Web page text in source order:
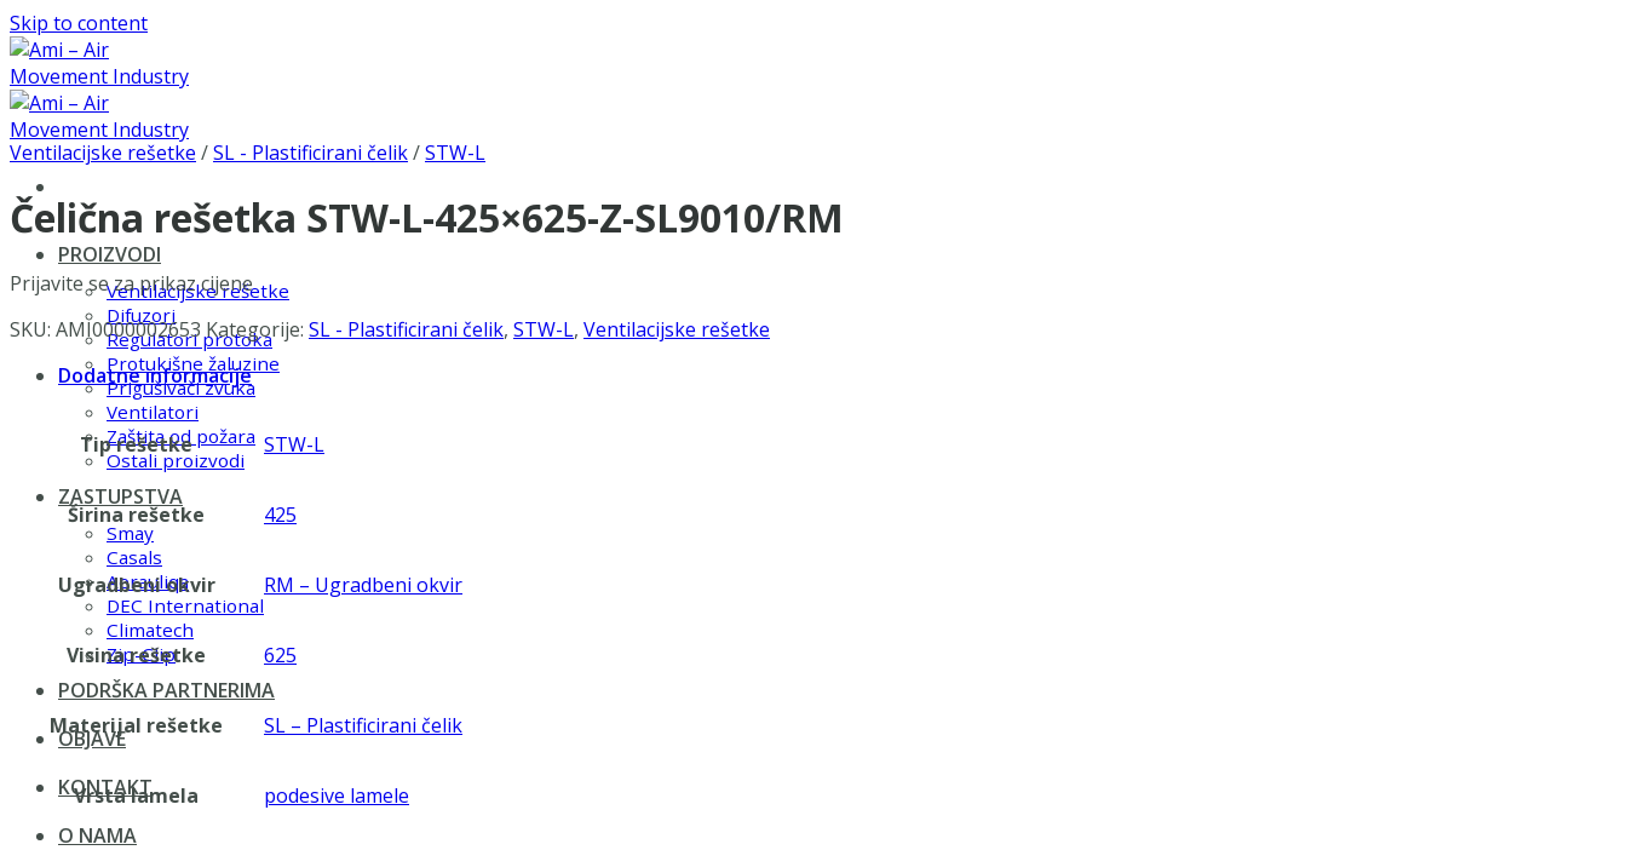
Skip to content
PROIZVODI
Ventilacijske rešetke
Difuzori
Regulatori protoka
Protukišne žaluzine
Prigušivači zvuka
Ventilatori
Zaštita od požara
Ostali proizvodi
ZASTUPSTVA
Smay
Casals
Aerauliqa
DEC International
Climatech
Zip-Clip
PODRŠKA PARTNERIMA
OBJAVE
KONTAKT
O NAMA
Ventilacijske rešetke /SL - Plastificirani čelik/STW-L
Čelična rešetka STW-L-425×625-Z-SL9010/RM
Prijavite se za prikaz cijene
SKU: AMI0000002653 Kategorije: SL - Plastificirani čelik, STW-L, Ventilacijske rešetke
Dodatne informacije
Tip rešetke STW-L
Širina rešetke 425
Ugradbeni okvir RM – Ugradbeni okvir
Visina rešetke 625
Materijal rešetke SL – Plastificirani čelik
Vrsta lamela podesive lamele